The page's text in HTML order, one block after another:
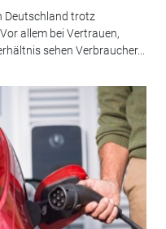
Deutschland trotz
allem bei Vertrauen,
sehen Verbraucher...